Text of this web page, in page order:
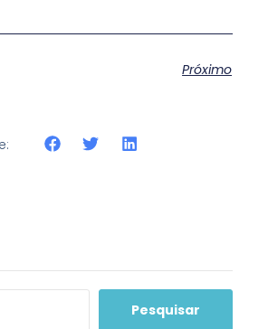
Próximo
Pesquisar